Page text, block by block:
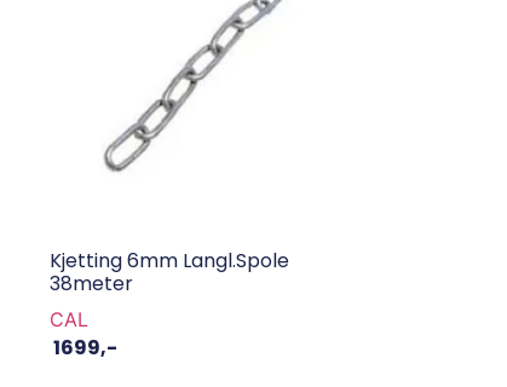
Kjetting 6mm Langl.spole
38meter
CAL
1699,-